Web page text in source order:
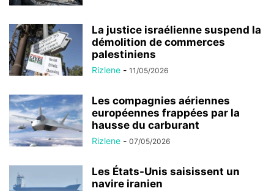
La justice israélienne suspend la
démolition de commerces
palestiniens
Rizlene - 11/05/2026
Les compagnies aériennes
européennes frappées par la
hausse du carburant
Rizlene - 07/05/2026
Les États-Unis saisissent un
navire iranien